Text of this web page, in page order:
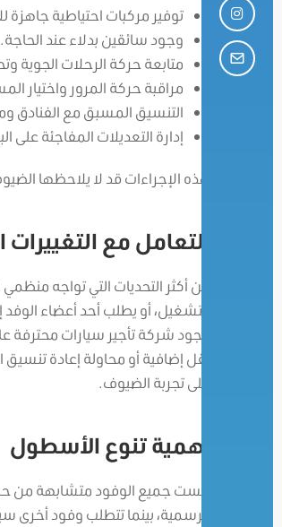
توفير مركبات احتياطية جاهزة
وجود سائقين بدلاء عند الحاجة.
متابعة حركة الرحلات
مراقبة حركة المرور واختيار
التنسيق المسبق مع الفنادق
إدارة التعديلات المفاجئة على
هذه الإجراءات قد لا يلاحظها
التعامل مع التغييرات
من أكثر التحديات التي تواجه
التشغيل، أو يطلب أحد أعضاء
وجود شركة تأجير سيارات محترفة
نقل إضافية أو محاولة إعادة
على تجربة الضيوف.
أهمية تنوع الأسطول
ليست جميع الوفود متشابهة من
الرسمية، بينما تتطلب وفود أخرى